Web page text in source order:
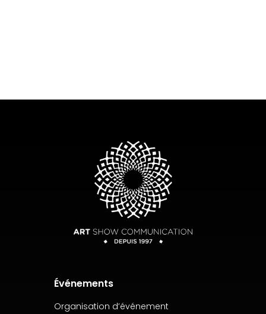
Événements
Organisation d’événement